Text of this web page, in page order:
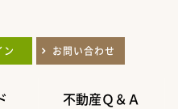
ン お問い合わせ
不動産Ｑ＆Ａ